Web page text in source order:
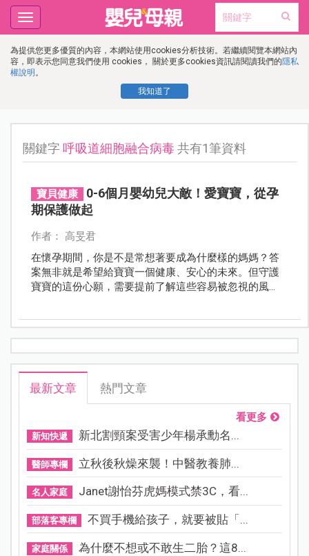
為提供您更多優質的內容，本網站使用cookies分析技術。若繼續閱覽本網站內
容，即表示您同意我們使用 cookies， 關於更多cookies資訊請閱讀我們的隱私
權說明 。
我知道了
Toggle
navigation
關鍵字呼吸道細胞融合病毒共有1筆資料
寶貝健康
0-6個月嬰幼兒大敵！愛寶寶，從孕
期保護做起
作者： 高旻君
在懷孕期間，你是不是常想著要成為什麼樣的媽媽？答
案無非就是希望給寶寶一個健康、安心的未來。但守護
寶寶的這份心願，需要提前了解這些容易被忽視的風
「瓦斯味」），更是常見且容易被忽視的呼吸道病毒。
最新文章 熱門文章
看更多
新知快遞 新北割頸案受害少年楊承勳名...
醫師專欄 立秋後秋燥來襲！中醫教養肺...
名人家庭 Janet謝怡芬虎媽模式禁3C，看...
部落客專欄 不買手機給孩子，就要被貼「...
家庭關係 為什麼不想或不敢生二胎？這8...